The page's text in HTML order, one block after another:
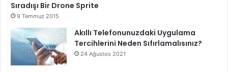
Sıradışı Bir Drone Sprite
9 Temmuz 2015
Akıllı Telefonunuzdaki Uygulama
Tercihlerini Neden Sıfırlamalısınız?
24 Ağustos 2021